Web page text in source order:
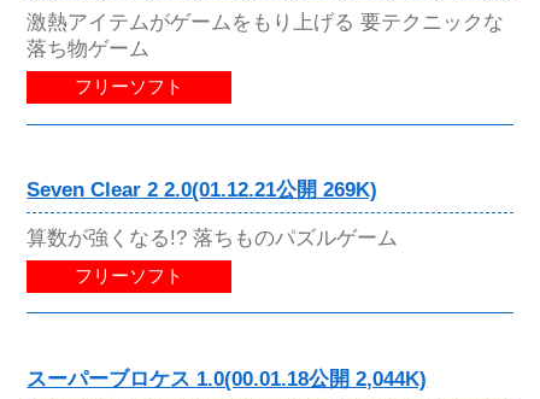
激熱アイテムがゲームをもり上げる 要テクニックな
落ち物ゲーム
フリーソフト
Seven Clear 2 2.0(01.12.21公開 269K)
算数が強くなる!? 落ちものパズルゲーム
フリーソフト
スーパーブロケス 1.0(00.01.18公開 2,044K)